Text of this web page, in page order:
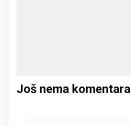
Još nema komentara